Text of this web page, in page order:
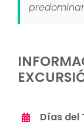
Días del